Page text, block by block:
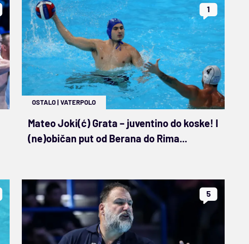
1
OSTALO|VATERPOLO
Mateo Joki(ć) Grata – juventino do koske! I
(ne)običan put od Berana do Rima...
5